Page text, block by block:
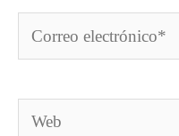
Correo
electrónico*
Web